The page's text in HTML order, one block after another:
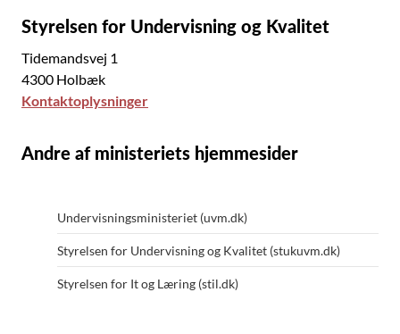
Styrelsen for Undervisning og Kvalitet
Tidemandsvej 1
4300 Holbæk
Kontaktoplysninger
Andre af ministeriets hjemmesider
Undervisningsministeriet (uvm.dk)
Styrelsen for Undervisning og Kvalitet (stukuvm.dk)
Styrelsen for It og Læring (stil.dk)